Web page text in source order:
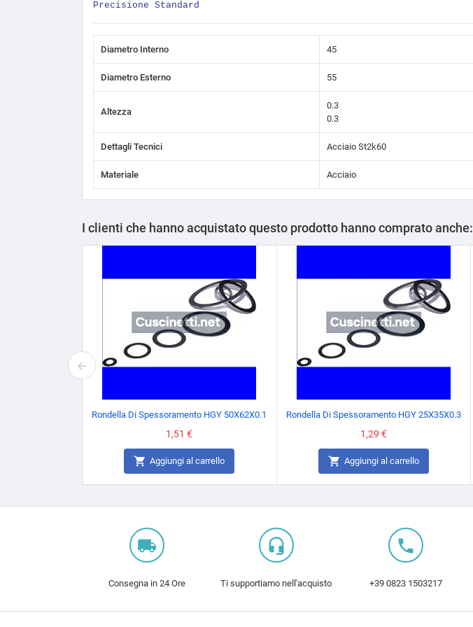
Precisione Standard
Diametro Interno 45
Diametro Esterno 55
Altezza
0.3
0.3
Dettagli Tecnici Acciaio St2k60
Materiale Acciaio
I clienti che hanno acquistato questo prodotto hanno comprato anche:
Rondella Di Spessoramento HGY 50X62X0.1
Prezzo
1,51 €
 Aggiungi al carrello
Rondella Di Spessoramento HGY 25X35X0.3
Prezzo
1,29 €
 Aggiungi al carrello
local_shipping
Consegna in 24 Ore
headset_mic
Ti supportiamo nell'acquisto
local_phone
+39 0823 1503217